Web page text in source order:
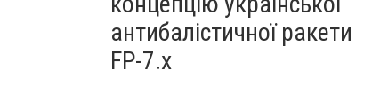
антибалістичної ракети
FP-7.x